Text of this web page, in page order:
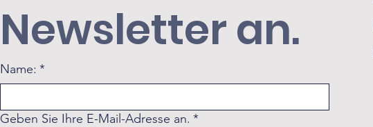
Newsletter an.
Name: *
Geben Sie Ihre E-Mail-Adresse an. *